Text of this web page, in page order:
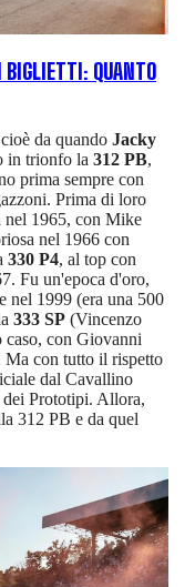
QUANTO
da quando Jacky
in trionfo la 312 PB,
prima sempre con
Prima di loro
nel 1965, con Mike
nel 1966 con
330 P4, al top con
Fu un'epoca d'oro,
nel 1999 (era una 500
333 SP (Vincenzo
con Giovanni
Ma con tutto il rispetto
dal Cavallino
dei Prototipi. Allora,
312 PB e da quel